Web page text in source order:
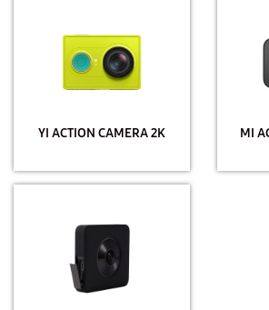
YI ACTION CAMERA 2K MI